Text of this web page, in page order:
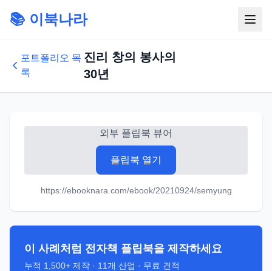
📚 이북나라
포트폴리오 목
록
진리 창의 봉사의
30년
외부 플립북 뷰어
플립북 열기
https://ebooknara.com/ebook/20210924/semyung
이 사례처럼 전자책 플립북을 제작하세요
누적 1,500+ 제작 · 11 개 산업 · 무료 견적